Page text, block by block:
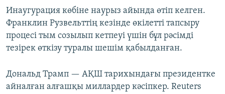
Инаугурация көбіне наурыз айында өтіп келген.
Франклин Рузвельттің кезінде өкілетті тапсыру
процесі тым созылып кетпеуі үшін бұл рәсімді
тезірек өткізу туралы шешім қабылданған.
Дональд Трамп — АҚШ тарихындағы президентке
айналған алғашқы миллардер кәсіпкер. Reuters